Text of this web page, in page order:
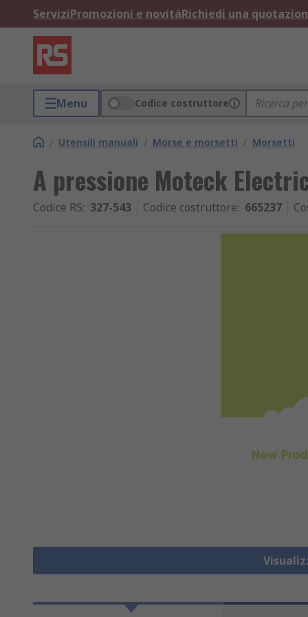
ServiziPromozioni e novitàRichiedi una
Menu Codice costruttore
/ Utensili manuali / Morse e morsetti / Morsetti
A pressione Moteck
Codice RS: 327-543 Codice costruttore: 665237